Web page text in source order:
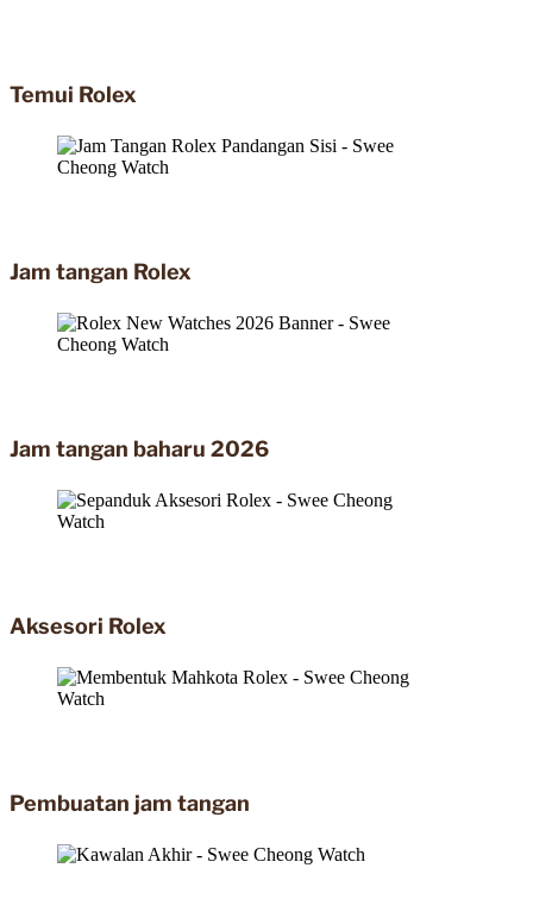
Temui Rolex
Jam tangan Rolex
Jam tangan baharu 2026
Aksesori Rolex
Pembuatan jam tangan